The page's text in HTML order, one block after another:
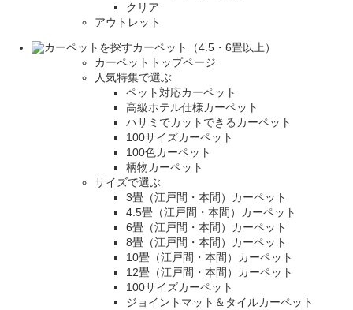
クリア
アウトレット
カーペット（4.5・6畳以上）
カーペットトップページ
人気特集で選ぶ
ペット対応カーペット
高級ホテル仕様カーペット
ハサミでカットできるカーペット
100サイズカーペット
100色カーペット
柄物カーペット
サイズで選ぶ
3畳（江戸間・本間）カーペット
4.5畳（江戸間・本間）カーペット
6畳（江戸間・本間）カーペット
8畳（江戸間・本間）カーペット
10畳（江戸間・本間）カーペット
12畳（江戸間・本間）カーペット
100サイズカーペット
ジョイントマット＆タイルカーペット